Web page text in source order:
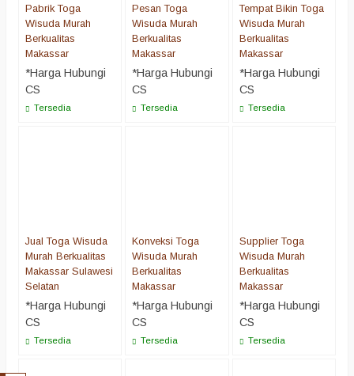
Pabrik Toga
Wisuda Murah
Berkualitas
Makassar
*Harga Hubungi
CS
Tersedia
Pesan Toga
Wisuda Murah
Berkualitas
Makassar
*Harga Hubungi
CS
Tersedia
Tempat Bikin Toga
Wisuda Murah
Berkualitas
Makassar
*Harga Hubungi
CS
Tersedia
Jual Toga Wisuda
Murah Berkualitas
Makassar Sulawesi
Selatan
*Harga Hubungi
CS
Tersedia
Konveksi Toga
Wisuda Murah
Berkualitas
Makassar
*Harga Hubungi
CS
Tersedia
Supplier Toga
Wisuda Murah
Berkualitas
Makassar
*Harga Hubungi
CS
Tersedia